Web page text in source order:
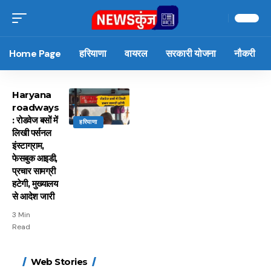
Home Page हरियाणा वायरल सरकारी योजना नौकरी
हरियाणा
Haryana
roadways
: रोडवेज बसों में
लिखी पर्सनल
इंस्टाग्राम,
फेसबुक आइडी,
प्रचार सामग्री
हटेगी, मुख्यालय
से आदेश जारी
3 Min
Read
Web Stories
15 नवंबर से लागू होंगे
मोटापे को कम करने के लिए